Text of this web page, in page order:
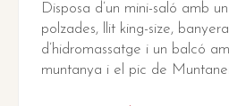
Disposa d’un mini-saló amb
polzades, llit king-size,
d’hidromassatge i un balcó
muntanya i el pic de